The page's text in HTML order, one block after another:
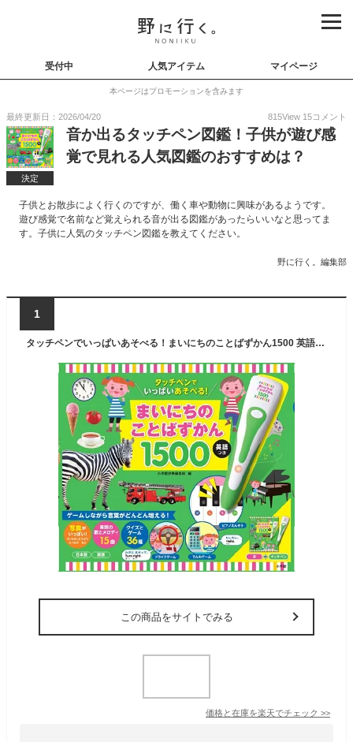
受付中 人気アイテム マイページ
本ページはプロモーションを含みます
最終更新日：2026/04/20 815View 15コメント
決定
音か出るタッチペン図鑑！子供が遊び感
覚で見れる人気図鑑のおすすめは？
子供とお散歩によく行くのですが、働く車や動物に興味があるようです。
遊び感覚で名前など覚えられる音が出る図鑑があったらいいなと思ってま
す。子供に人気のタッチペン図鑑を教えてください。
野に行く。編集部
1
タッチペンでいっぱいあそべる！まいにちのことばずかん1500 英語つき [ 小学館辞典編集部 ]
この商品をサイトでみる
価格と在庫を楽天でチェック >>